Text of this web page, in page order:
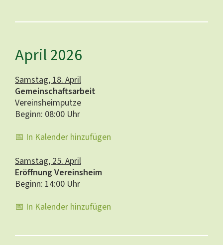
April 2026
Samstag, 18. April
Gemeinschaftsarbeit
Vereinsheimputze
Beginn: 08:00 Uhr
📅 In Kalender hinzufügen
Samstag, 25. April
Eröffnung Vereinsheim
Beginn: 14:00 Uhr
📅 In Kalender hinzufügen